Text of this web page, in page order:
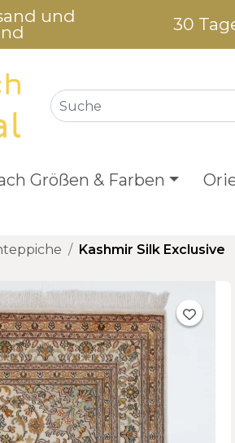
und
30
Größen & Farben
Kashmir Silk Exclusive